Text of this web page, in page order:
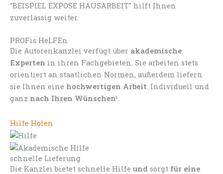
"BEISPIEL EXPOSE HAUSARBEIT" hilft Ihnen
zuverlässig weiter.
PROFis HeLFEn
Die Autorenkanzlei verfügt über akademische
Experten in ihren Fachgebieten. Sie arbeiten stets
orientiert an staatlichen Normen, außerdem liefern
sie Ihnen eine hochwertigen Arbeit. Individuell und
ganz nach Ihren Wünschen!
Hilfe Holen
schnelle Lieferung
Die Kanzlei bietet schnelle Hilfe und sorgt für eine